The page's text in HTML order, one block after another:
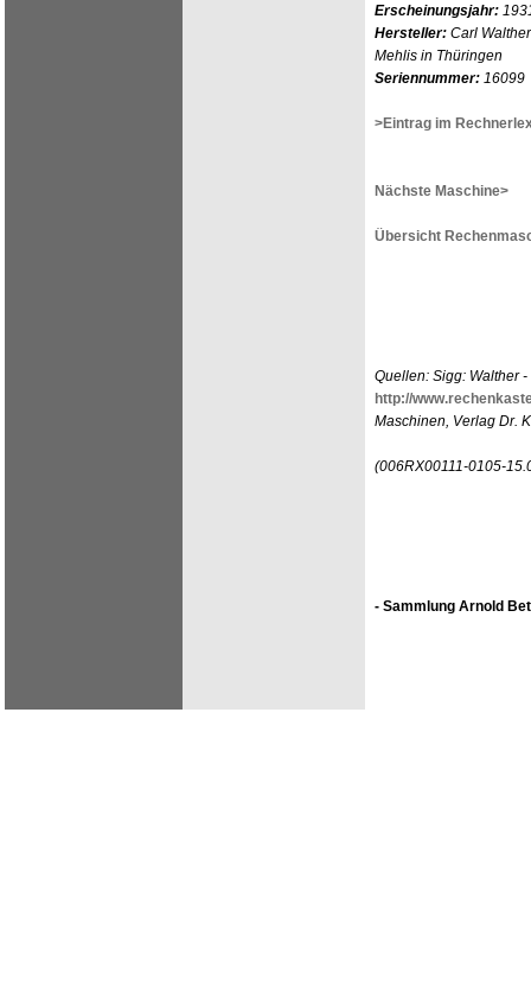
Erscheinungsjahr:
Hersteller: Carl
Mehlis in Thüringen
Seriennummer: 16099
>Eintrag im
Nächste Maschine>
Übersicht
Quellen: Sigg: Walther
http://
Maschinen, Verlag Dr.
(006RX00111-0105-
- Sammlung Arnold